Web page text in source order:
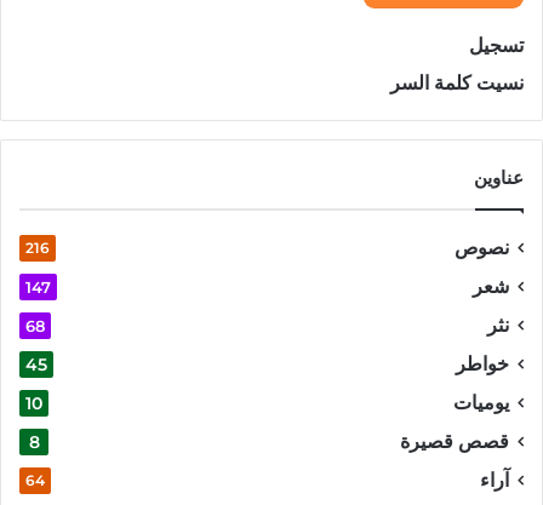
تسجيل
نسيت كلمة السر
عناوين
نصوص 216
شعر 147
نثر 68
خواطر 45
يوميات 10
قصص قصيرة 8
آراء 64